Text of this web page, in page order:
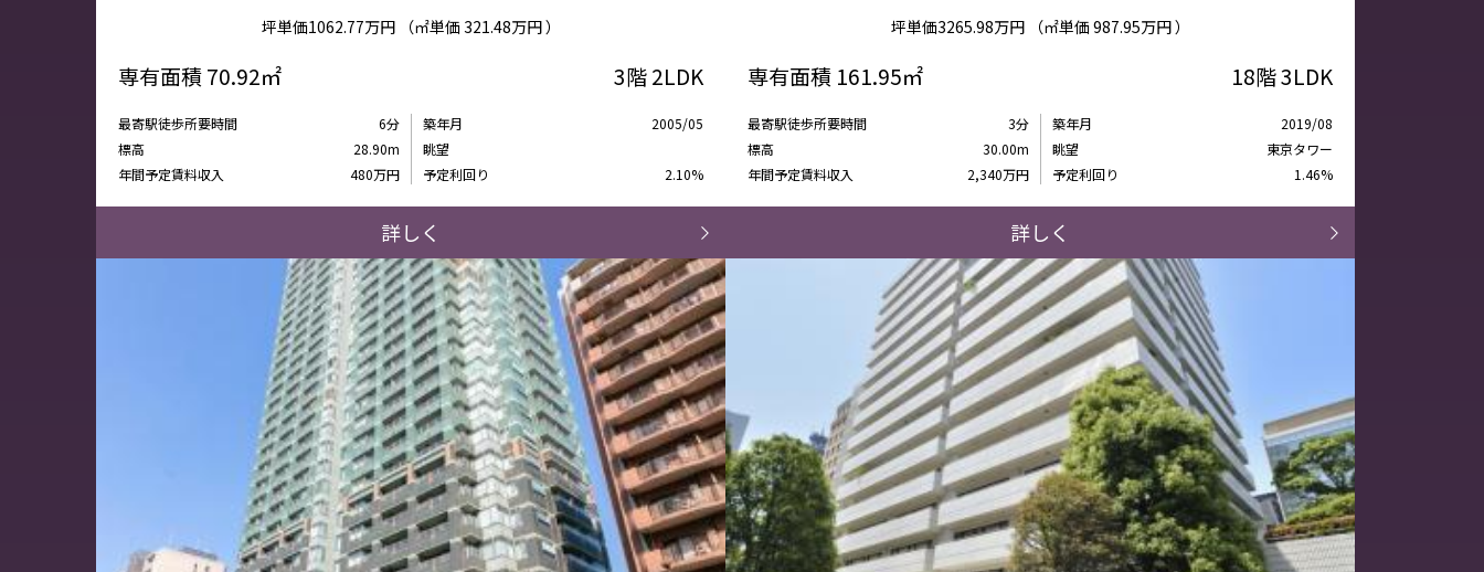
坪単価1062.77万円 （㎡単価 321.48万円 ）
専有面積70.92㎡ 3階2LDK
最寄駅徒歩所要時間
6分
標高
28.90m
年間予定賃料収入
480万円
築年月
2005/05
眺望
予定利回り
2.10%
詳しく
坪単価3265.98万円 （㎡単価 987.95万円 ）
専有面積 161.95㎡ 18階3LDK
最寄駅徒歩所要時間
3分
標高
30.00m
年間予定賃料収入
2,340万円
築年月
2019/08
眺望
東京タワー
予定利回り
1.46%
詳しく